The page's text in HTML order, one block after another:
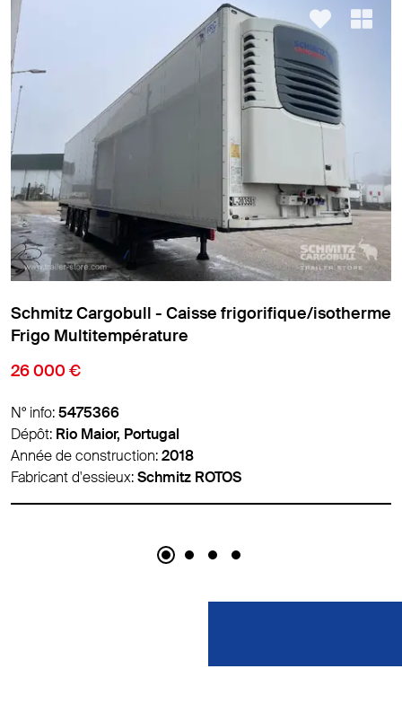
Schmitz Cargobull - Caisse frigorifique/isotherme
Frigo standard
18 900 €
N° info:5459626
Dépôt: Padborg, Danemark
Année de construction:2018
Fabricant d'essieux:Schmitz ROTOS